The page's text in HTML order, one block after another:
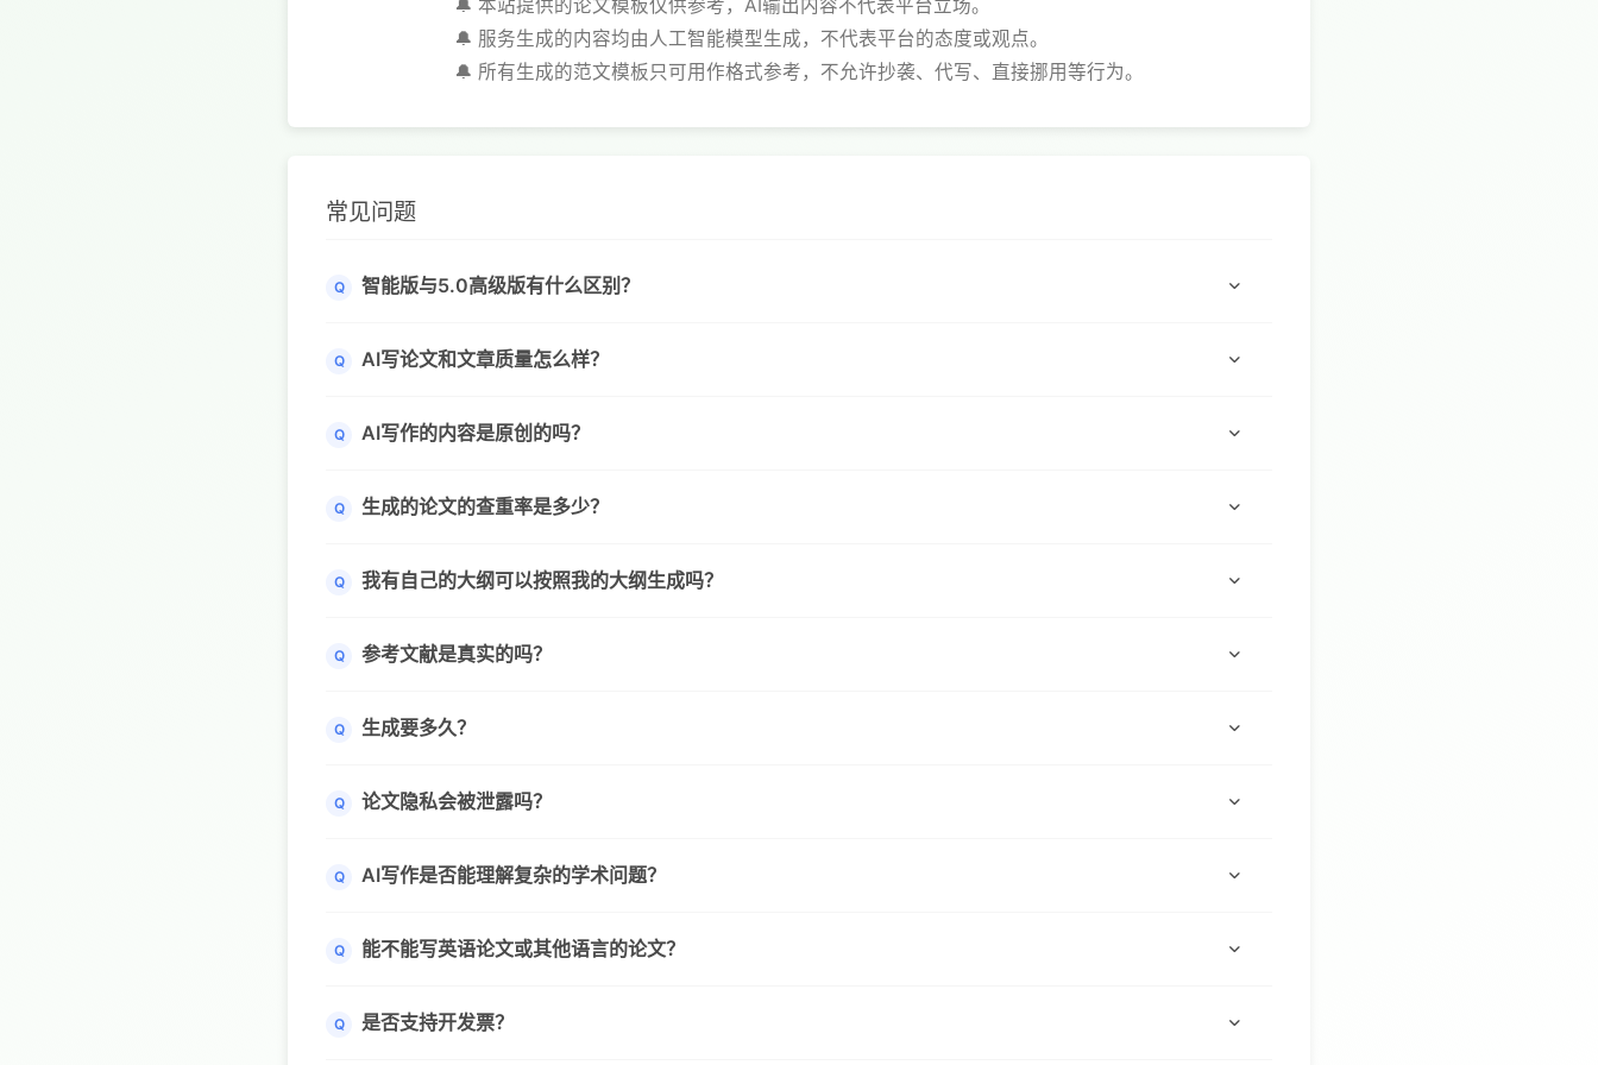
🔔 本站提供的论文模板仅供参考，AI输出内容不代表平台立场。
🔔 服务生成的内容均由人工智能模型生成，不代表平台的态度或观点。
🔔 所有生成的范文模板只可用作格式参考，不允许抄袭、代写、直接挪用等行为。
常见问题
Q 智能版与5.0高级版有什么区别？
Q AI写论文和文章质量怎么样？
Q AI写作的内容是原创的吗？
Q 生成的论文的查重率是多少？
Q 我有自己的大纲可以按照我的大纲生成吗？
Q 参考文献是真实的吗？
Q 生成要多久？
Q 论文隐私会被泄露吗？
Q AI写作是否能理解复杂的学术问题？
Q 能不能写英语论文或其他语言的论文？
Q 是否支持开发票？